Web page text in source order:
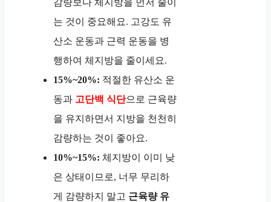
는 것이 중요해요. 고강도 유
산소 운동과 근력 운동을 병
행하여 체지방을 줄이세요.
15%~20%: 적절한 유산소 운
동과 고단백 식단으로 근육량
을 유지하면서 지방을 천천히
감량하는 것이 좋아요.
10%~15%: 체지방이 이미 낮
은 상태이므로, 너무 무리하
게 감량하지 말고 근육량 유